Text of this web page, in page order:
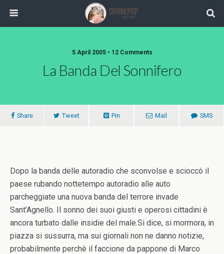
5 April 2005 • 12 Comments
La Banda Del Sonnifero
Share Tweet Pin Mail SMS
Dopo la banda delle autoradio che sconvolse e scioccò il
paese rubando nottetempo autoradio alle auto
parcheggiate una nuova banda del terrore invade
Sant’Agnello. Il sonno dei suoi giusti e operosi cittadini è
ancora turbato dalle insidie del male.Si dice, si mormora, in
piazza si sussurra, ma sui giornali non ne danno notizie,
probabilmente perchè il faccione da pappone di Marco